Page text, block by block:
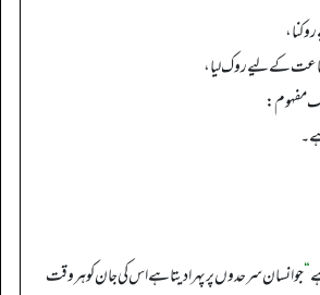
کے لیے روک لیا،
مفہوم:
“جو انسان سرحدوں پر پہرا دیتا ہے اس کی جان کو ہر وقت